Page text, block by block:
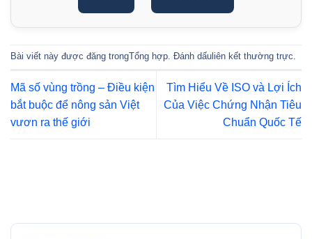
Bài viết này được đăng trongTổng hợp. Đánh dấu liên kết thường trực.
Mã số vùng trồng – Điều kiện
bắt buộc để nông sản Việt
vươn ra thế giới
Tìm Hiểu Về ISO và Lợi Ích
Của Việc Chứng Nhận Tiêu
Chuẩn Quốc Tế